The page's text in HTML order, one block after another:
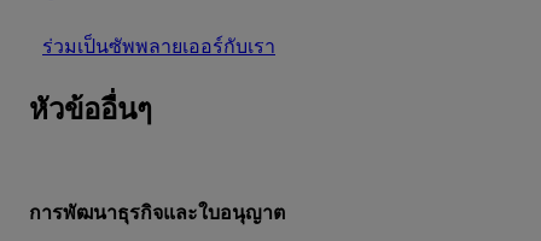
ร่วมเป็นซัพพลายเออร์กับเรา
หัวข้ออื่นๆ
การพัฒนาธุรกิจและใบอนุญาต